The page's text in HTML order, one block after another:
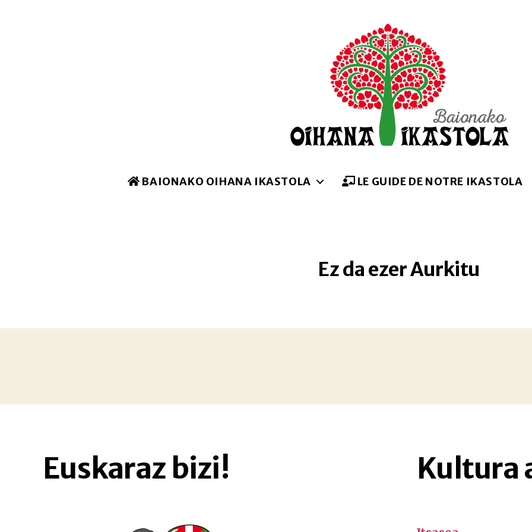
BAIONAKO OIHANA IKASTOLA LE GUIDE DE NOTRE IKASTOLA
Ez da ezer Aurkitu
Euskaraz bizi! Kultura